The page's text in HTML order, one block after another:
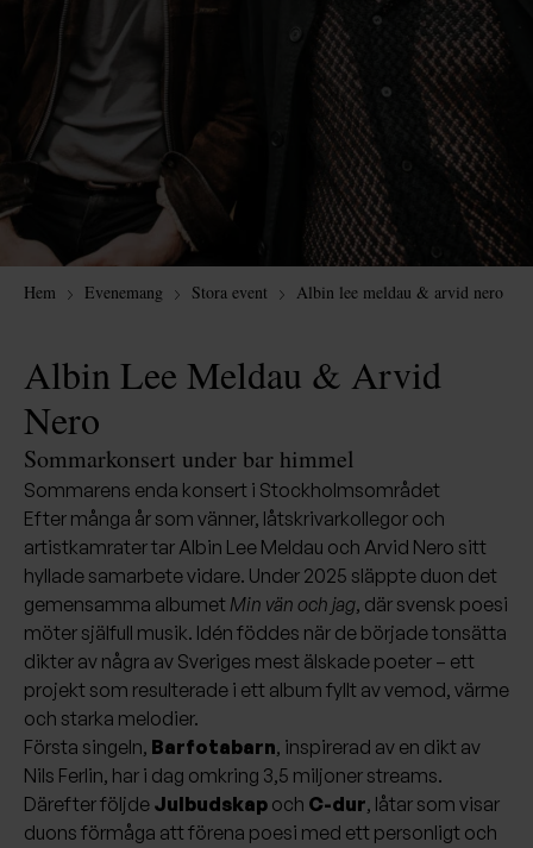
Hem Evenemang Stora event Albin lee meldau & arvid nero
Albin Lee Meldau & Arvid
Nero
Sommarkonsert under bar himmel
Sommarens enda konsert i Stockholmsområdet
Efter många år som vänner, låtskrivarkollegor och
artistkamrater tar Albin Lee Meldau och Arvid Nero sitt
hyllade samarbete vidare. Under 2025 släppte duon det
gemensamma albumet Min vän och jag, där svensk poesi
möter själfull musik. Idén föddes när de började tonsätta
dikter av några av Sveriges mest älskade poeter – ett
projekt som resulterade i ett album fyllt av vemod, värme
och starka melodier.
Första singeln, Barfotabarn, inspirerad av en dikt av
Nils Ferlin, har i dag omkring 3,5 miljoner streams.
Därefter följde Julbudskap och C-dur, låtar som visar
duons förmåga att förena poesi med ett personligt och